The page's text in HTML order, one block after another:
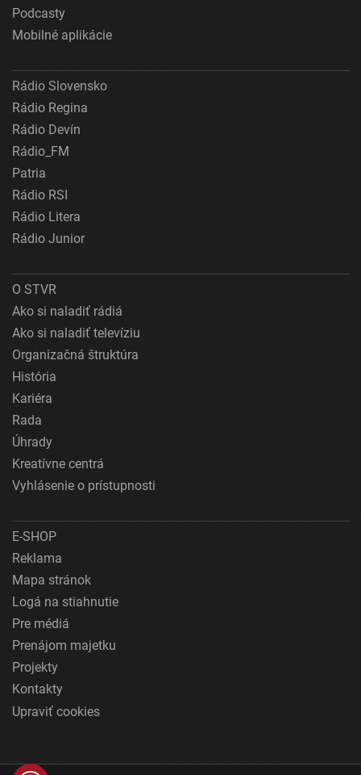
Podcasty
Mobilné aplikácie
Rádio Slovensko
Rádio Regina
Rádio Devín
Rádio_FM
Patria
Rádio RSI
Rádio Litera
Rádio Junior
O STVR
Ako si naladiť rádiá
Ako si naladiť televíziu
Organizačná štruktúra
História
Kariéra
Rada
Úhrady
Kreatívne centrá
Vyhlásenie o prístupnosti
E-SHOP
Reklama
Mapa stránok
Logá na stiahnutie
Pre médiá
Prenájom majetku
Projekty
Kontakty
Upraviť cookies